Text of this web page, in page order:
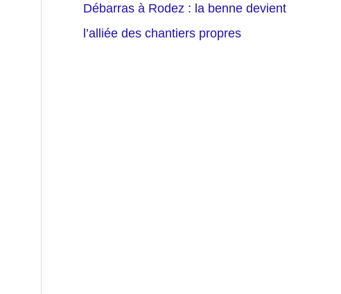
Débarras à Rodez : la benne devient
l’alliée des chantiers propres